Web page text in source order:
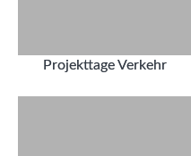
Projekttage Verkehr